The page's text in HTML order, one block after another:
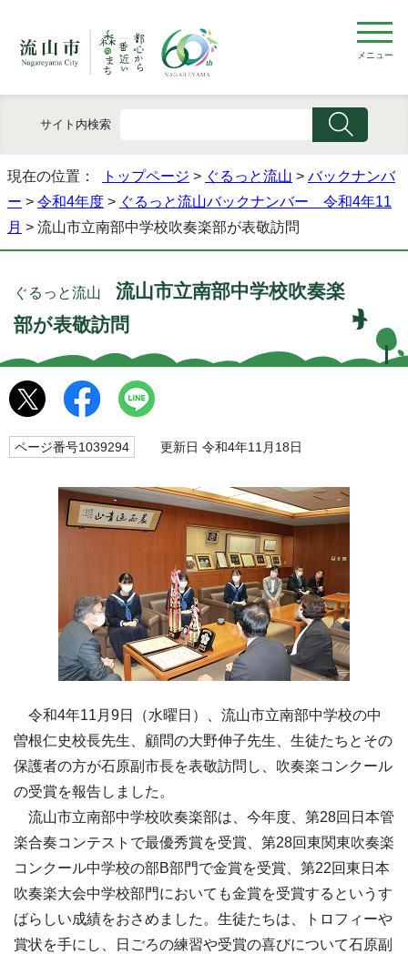
メニュー
サイト内検索
現在の位置： トップページ > ぐるっと流山 > バックナンバ
ー > 令和4年度 > ぐるっと流山バックナンバー 令和4年11
月 > 流山市立南部中学校吹奏楽部が表敬訪問
ぐるっと流山 流山市立南部中学校吹奏楽
部が表敬訪問
ページ番号1039294 更新日 令和4年11月18日
令和4年11月9日（水曜日）、流山市立南部中学校の中
曽根仁史校長先生、顧問の大野伸子先生、生徒たちとその
保護者の方が石原副市長を表敬訪問し、吹奏楽コンクール
の受賞を報告しました。
流山市立南部中学校吹奏楽部は、今年度、第28回日本管
楽合奏コンテストで最優秀賞を受賞、第28回東関東吹奏楽
コンクール中学校の部B部門で金賞を受賞、第22回東日本
吹奏楽大会中学校部門においても金賞を受賞するというす
ばらしい成績をおさめました。生徒たちは、トロフィーや
賞状を手にし、日ごろの練習や受賞の喜びについて石原副